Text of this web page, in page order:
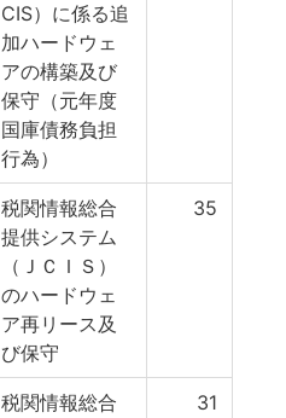
CIS）に係る追
加ハードウェ
アの構築及び
保守（元年度
国庫債務負担
行為）
税関情報総合
提供システム
（ＪＣＩＳ）
のハードウェ
ア再リース及
び保守
35
税関情報総合
31